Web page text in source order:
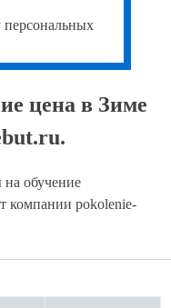
персональных
цена в Зиме
обучение
компании pokolenie-